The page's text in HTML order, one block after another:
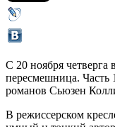
С 20 ноября
пересмешница. Часть
романов Сьюзен
В режиссерском